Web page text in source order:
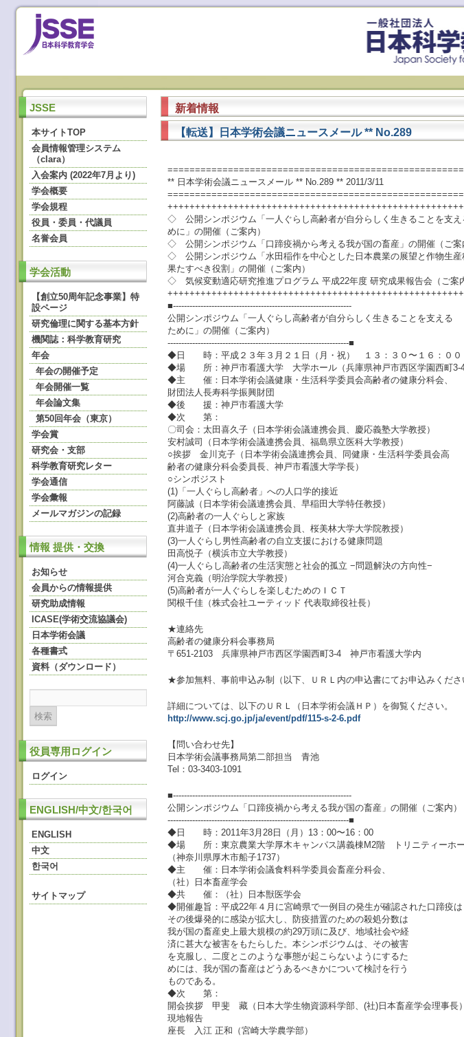
JSSE
本サイトTOP
会員情報管理システム
（clara）
入会案内 (2022年7月より)
学会概要
学会規程
役員・委員・代議員
名誉会員
学会活動
【創立50周年記念事業】特
設ページ
研究倫理に関する基本方針
機関誌：科学教育研究
年会
年会の開催予定
年会開催一覧
年会論文集
第50回年会（東京）
学会賞
研究会・支部
科学教育研究レター
学会通信
学会彙報
メールマガジンの記録
情報 提供・交換
お知らせ
会員からの情報提供
研究助成情報
ICASE(学術交流協議会)
日本学術会議
各種書式
資料（ダウンロード）
役員専用ログイン
ログイン
ENGLISH/中文/한국어
ENGLISH
中文
한국어
サイトマップ
新着情報
【転送】日本学術会議ニュースメール ** No.289
** 日本学術会議ニュースメール ** No.289 ** 2011/3/11
◇ 公開シンポジウム「一人ぐらし高齢者が自分らしく生きることを支え
めに」の開催（ご案内）
◇ 公開シンポジウム「口蹄疫禍から考える我が国の畜産」の開催（ご案
◇ 公開シンポジウム「水田稲作を中心とした日本農業の展望と作物生産
果たすべき役割」の開催（ご案内）
◇ 気候変動適応研究推進プログラム 平成22年度 研究成果報告会（ご案
■-----------------------------------------------------------------
公開シンポジウム「一人ぐらし高齢者が自分らしく生きることを支える
ために」の開催（ご案内）
------------------------------------------------------------------■
◆日 時：平成２３年３月２１日（月・祝） １３：３０〜１６：００
◆場 所：神戸市看護大学 大学ホール（兵庫県神戸市西区学園西町3-4
◆主 催：日本学術会議健康・生活科学委員会高齢者の健康分科会、
財団法人長寿科学振興財団
◆後 援：神戸市看護大学
◆次 第：
〇司会：太田喜久子（日本学術会議連携会員、慶応義塾大学教授）
安村誠司（日本学術会議連携会員、福島県立医科大学教授）
○挨拶 金川克子（日本学術会議連携会員、同健康・生活科学委員会高
齢者の健康分科会委員長、神戸市看護大学学長）
○シンポジスト
(1)「一人ぐらし高齢者」への人口学的接近
阿藤誠（日本学術会議連携会員、早稲田大学特任教授）
(2)高齢者の一人ぐらしと家族
直井道子（日本学術会議連携会員、桜美林大学大学院教授）
(3)一人ぐらし男性高齢者の自立支援における健康問題
田高悦子（横浜市立大学教授）
(4)一人ぐらし高齢者の生活実態と社会的孤立 −問題解決の方向性−
河合克義（明治学院大学教授）
(5)高齢者が一人ぐらしを楽しむためのＩＣＴ
関根千佳（株式会社ユーティッド 代表取締役社長）
★連絡先
高齢者の健康分科会事務局
〒651‐2103 兵庫県神戸市西区学園西町3-4 神戸市看護大学内
★参加無料、事前申込み制（以下、ＵＲＬ内の申込書にてお申込みくださ
詳細については、以下のＵＲＬ（日本学術会議ＨＰ）を御覧ください。
http://www.scj.go.jp/ja/event/pdf/115-s-2-6.pdf
【問い合わせ先】
日本学術会議事務局第二部担当 青池
Tel：03-3403-1091
■-----------------------------------------------------------------
公開シンポジウム「口蹄疫禍から考える我が国の畜産」の開催（ご案内）
------------------------------------------------------------------■
◆日 時：2011年3月28日（月）13：00〜16：00
◆場 所：東京農業大学厚木キャンパス講義棟M2階 トリニティーホ
（神奈川県厚木市船子1737）
◆主 催：日本学術会議食料科学委員会畜産分科会、
（社）日本畜産学会
◆共 催：（社）日本獣医学会
◆開催趣旨：平成22年４月に宮崎県で一例目の発生が確認された口蹄疫は
その後爆発的に感染が拡大し、防疫措置のための殺処分数は
我が国の畜産史上最大規模の約29万頭に及び、地域社会や経
済に甚大な被害をもたらした。本シンポジウムは、その被害
を克服し、二度とこのような事態が起こらないようにするた
めには、我が国の畜産はどうあるべきかについて検討を行う
ものである。
◆次 第：
開会挨拶 甲斐 藏（日本大学生物資源科学部、(社)日本畜産学会理事長）
現地報告
座長 入江 正和（宮崎大学農学部）